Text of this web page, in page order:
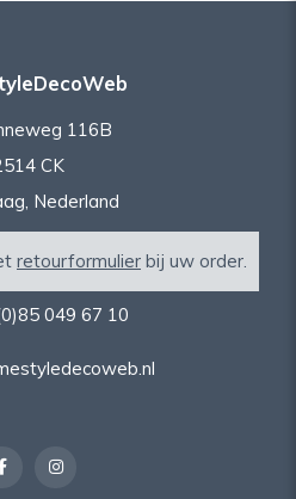
116B
CK
Nederland
retourformulier bij uw order.
049 67 10